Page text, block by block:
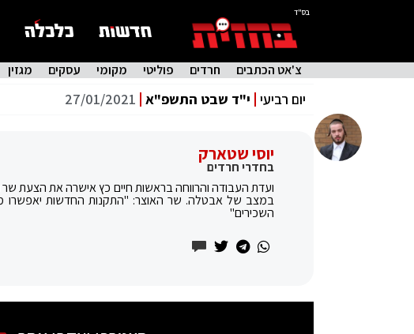
בס"ד
צ'אט הכתבים חרדים פוליטי מקומי עסקים מגזין
יום רביעי י"ד שבט התשפ"א 27/01/2021
יוסי שטארק
בחדרי חרדים
ועדת העבודה והרווחה בראשות חיים כץ אישרה את הצעת
במצב של אבטלה. שר האוצר: "התקנות החדשות יאפשרו
השכירים"